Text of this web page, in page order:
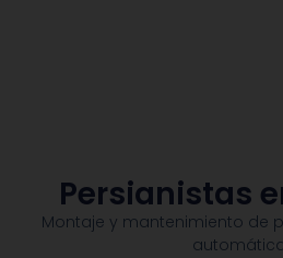
Persianistas
Montaje y mantenimiento de